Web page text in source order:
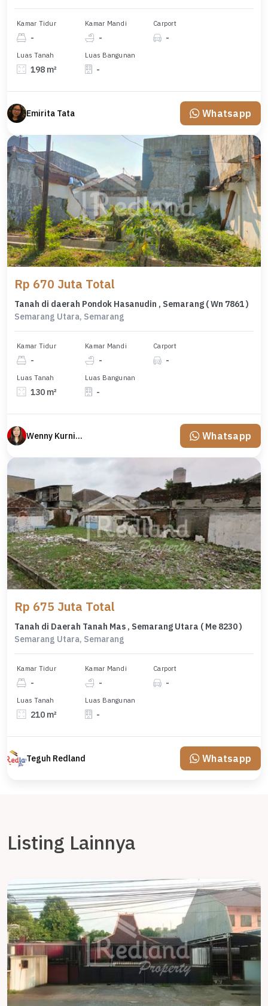
Kamar Tidur
-
Kamar Mandi
-
Carport
-
Luas Tanah
198 m²
Luas Bangunan
-
Emirita Tata Whatsapp
Rp 670 Juta Total
Tanah di daerah Pondok Hasanudin , Semarang ( Wn 7861 )
Semarang Utara, Semarang
Kamar Tidur
-
Kamar Mandi
-
Carport
-
Luas Tanah
130 m²
Luas Bangunan
-
Wenny Kurniawati Whatsapp
Rp 675 Juta Total
Tanah di Daerah Tanah Mas , Semarang Utara ( Me 8230 )
Semarang Utara, Semarang
Kamar Tidur
-
Kamar Mandi
-
Carport
-
Luas Tanah
210 m²
Luas Bangunan
-
Teguh Redland Whatsapp
Listing Lainnya